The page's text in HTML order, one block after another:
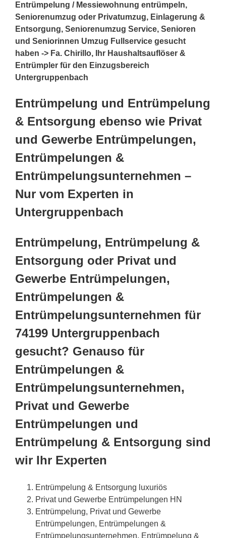
Entrümpelung / Messiewohnung entrümpeln,
Seniorenumzug oder Privatumzug, Einlagerung &
Entsorgung, Seniorenumzug Service, Senioren
und Seniorinnen Umzug Fullservice gesucht
haben -> Fa. Chirillo, Ihr Haushaltsauflöser &
Entrümpler für den Einzugsbereich
Untergruppenbach
Entrümpelung und Entrümpelung
& Entsorgung ebenso wie Privat
und Gewerbe Entrümpelungen,
Entrümpelungen &
Entrümpelungsunternehmen –
Nur vom Experten in
Untergruppenbach
Entrümpelung, Entrümpelung &
Entsorgung oder Privat und
Gewerbe Entrümpelungen,
Entrümpelungen &
Entrümpelungsunternehmen für
74199 Untergruppenbach
gesucht? Genauso für
Entrümpelungen &
Entrümpelungsunternehmen,
Privat und Gewerbe
Entrümpelungen und
Entrümpelung & Entsorgung sind
wir Ihr Experten
Entrümpelung & Entsorgung luxuriös
Privat und Gewerbe Entrümpelungen HN
Entrümpelung, Privat und Gewerbe
Entrümpelungen, Entrümpelungen &
Entrümpelungsunternehmen, Entrümpelung &